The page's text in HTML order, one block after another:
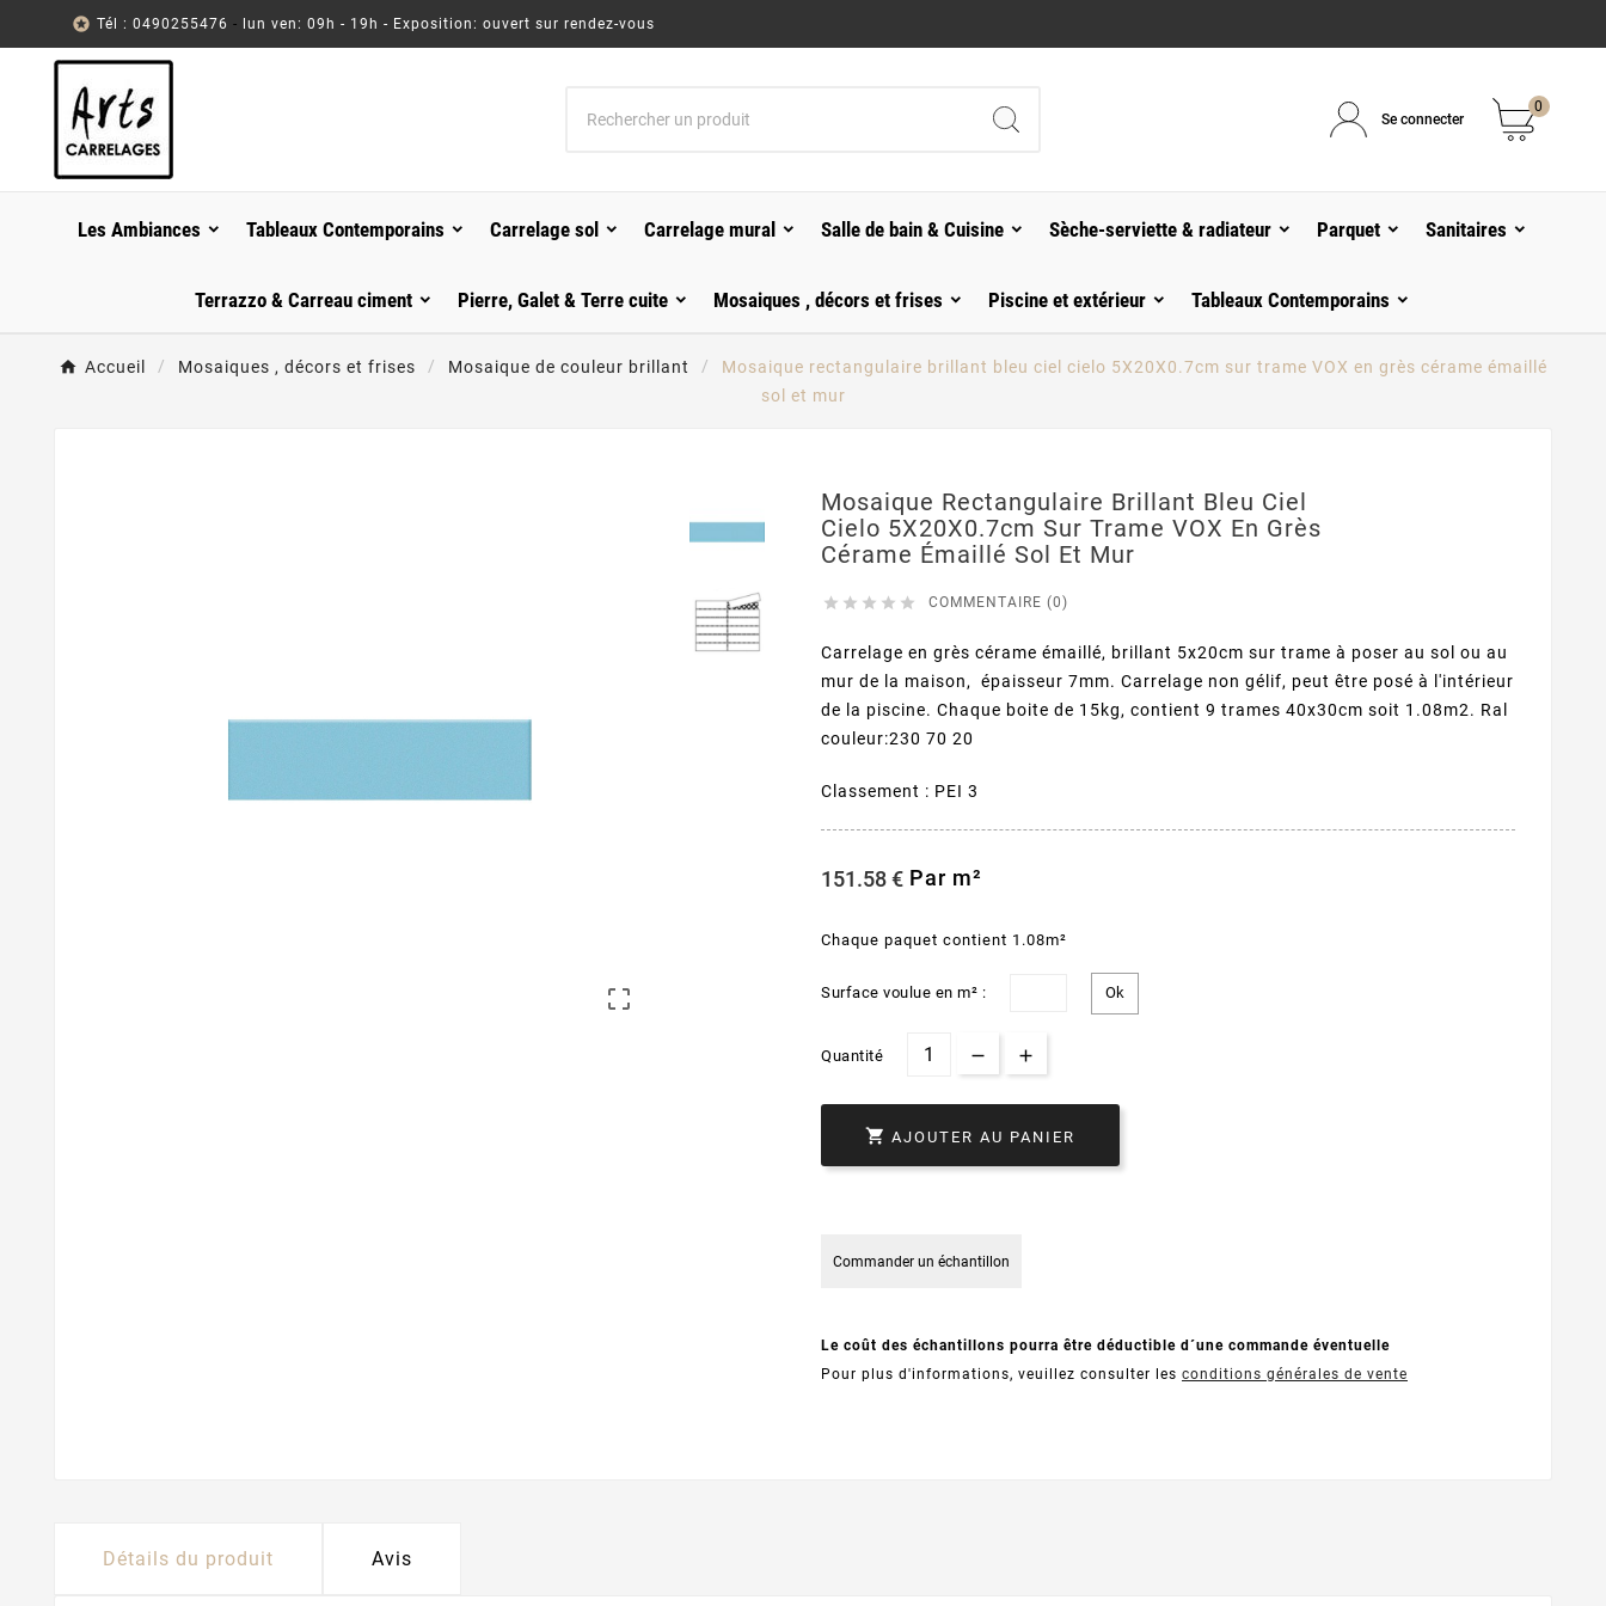
 Tél : 0490255476 - lun ven: 09h - 19h - Exposition: ouvert sur rendez-vous
Se connecter
0
Les Ambiances Tableaux Contemporains Carrelage sol Carrelage mural Salle de bain & Cuisine Sèche-serviette & radiateur Parquet Sanitaires
Terrazzo & Carreau ciment Pierre, Galet & Terre cuite Mosaiques , décors et frises Piscine et extérieur Tableaux Contemporains
Accueil Mosaiques , décors et frises Mosaique de couleur brillant
Mosaique rectangulaire brillant bleu ciel cielo 5X20X0.7cm sur trame VOX en grès cérame émaillé
sol et mur

Mosaique Rectangulaire Brillant Bleu Ciel
Cielo 5X20X0.7cm Sur Trame VOX En Grès
Cérame Émaillé Sol Et Mur
     COMMENTAIRE (0)
Carrelage en grès cérame émaillé, brillant 5x20cm sur trame à poser au sol ou au
mur de la maison, épaisseur 7mm. Carrelage non gélif, peut être posé à l'intérieur
de la piscine. Chaque boite de 15kg, contient 9 trames 40x30cm soit 1.08m2. Ral
couleur:230 70 20
Classement : PEI 3
151.58 € Par m²
Chaque paquet contient 1.08m²
Surface voulue en m² :
Quantité
 AJOUTER AU PANIER
Commander un échantillon
Le coût des échantillons pourra être déductible d´une commande éventuelle
Pour plus d'informations, veuillez consulter les conditions générales de vente
Détails du produit Avis